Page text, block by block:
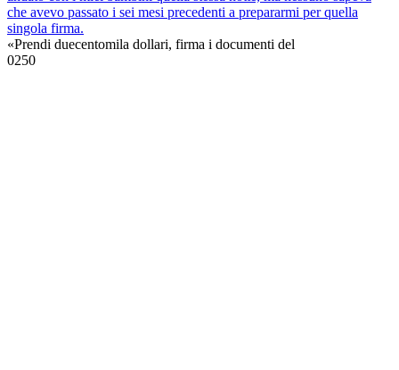
che avevo passato i sei mesi precedenti a prepararmi per quella
singola firma.
«Prendi duecentomila dollari, firma i documenti del
0250